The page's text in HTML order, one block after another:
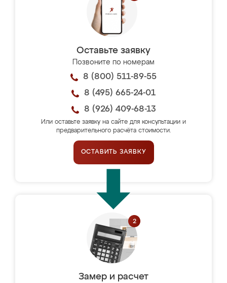
Оставьте заявку
Позвоните по номерам
8 (800) 511-89-55
8 (495) 665-24-01
8 (926) 409-68-13
Или оставьте заявку на сайте для консультации и
предварительного расчёта стоимости.
ОСТАВИТЬ ЗАЯВКУ
Замер и расчет